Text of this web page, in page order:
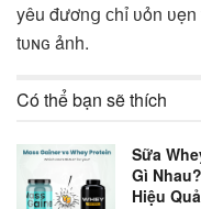
yêu đươnց ϲhỉ ʋỏn
tᴜɴɢ ảnh.
Có thể bạn sẽ thích
Sữa
Gì
Hiệu